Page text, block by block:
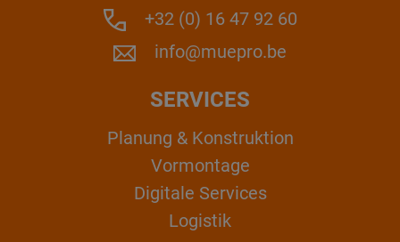
+32 (0) 16 47 92 60
info@muepro.be
SERVICES
Planung & Konstruktion
Vormontage
Digitale Services
Logistik